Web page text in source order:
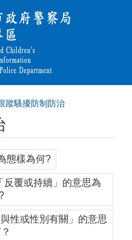
蹤騷擾防制防治
態樣為何?
反覆或持續」的意思為
性或性別有關」的意思